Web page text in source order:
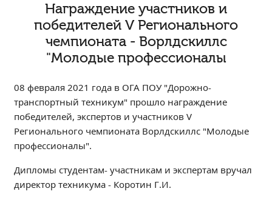
Профессионалитет
АБИТУРИЕНТУ
Опрос по качеству образования
Наблюдательный совет
Информация
Независимая оценка качества
Профориентация
Обращения онлайн
Контакты
Региональный центр по профилактике ДДТТ
Награждение участников и
победителей V Регионального
чемпионата - Ворлдскиллс
"Молодые профессионалы
08 февраля 2021 года в ОГА ПОУ "Дорожно-
транспортный техникум" прошло награждение
победителей, экспертов и участников V
Регионального чемпионата Ворлдскиллс "Молодые
профессионалы".
Дипломы студентам- участникам и экспертам вручал
директор техникума - Коротин Г.И.